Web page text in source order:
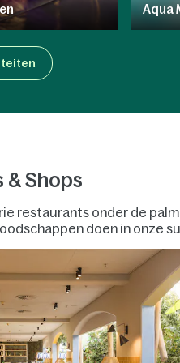
Aqua
& Shops
restaurants onder de
doen in onze